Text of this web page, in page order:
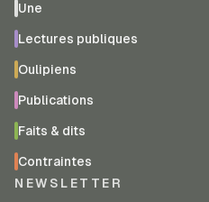
Une
Lectures publiques
Oulipiens
Publications
Faits & dits
Contraintes
NEWSLETTER